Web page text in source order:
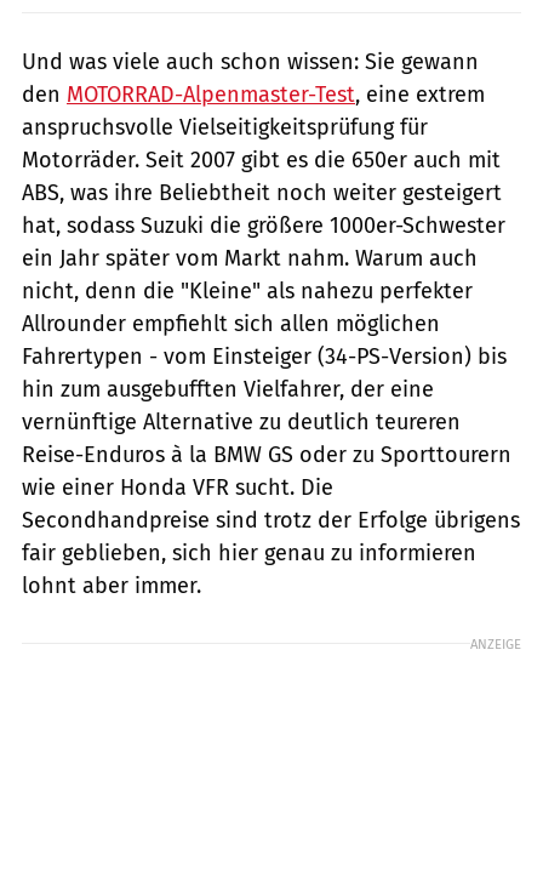
Und was viele auch schon wissen: Sie gewann
den MOTORRAD-Alpenmaster-Test, eine extrem
anspruchsvolle Vielseitigkeitsprüfung für
Motorräder. Seit 2007 gibt es die 650er auch mit
ABS, was ihre Beliebtheit noch weiter gesteigert
hat, sodass Suzuki die größere 1000er-Schwester
ein Jahr später vom Markt nahm. Warum auch
nicht, denn die "Kleine" als nahezu perfekter
Allrounder empfiehlt sich allen möglichen
Fahrertypen - vom Einsteiger (34-PS-Version) bis
hin zum ausgebufften Vielfahrer, der eine
vernünftige Alternative zu deutlich teureren
Reise-Enduros à la BMW GS oder zu Sporttourern
wie einer Honda VFR sucht. Die
Secondhandpreise sind trotz der Erfolge übrigens
fair geblieben, sich hier genau zu informieren
lohnt aber immer.
ANZEIGE